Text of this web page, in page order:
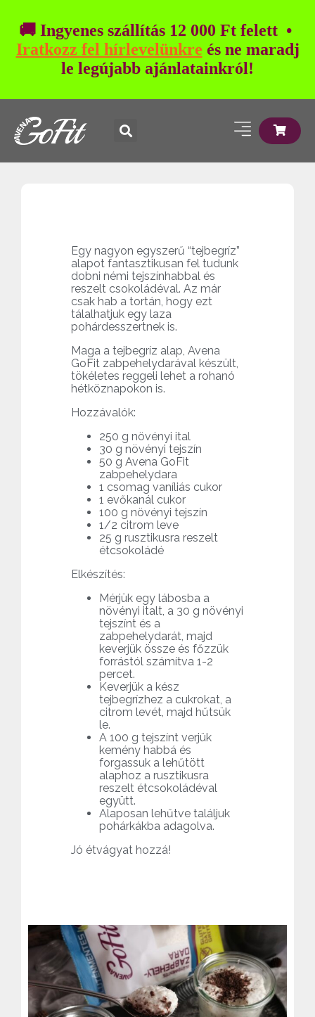
🚚 Ingyenes szállítás 12 000 Ft felett •
Iratkozz fel hírlevelünkre és ne maradj
le legújabb ajánlatainkról!
Egy nagyon egyszerű “tejbegríz”
alapot fantasztikusan fel tudunk
dobni némi tejszínhabbal és
reszelt csokoládéval. Az már
csak hab a tortán, hogy ezt
tálalhatjuk egy laza
pohárdesszertnek is.
Maga a tejbegríz alap, Avena
GoFit zabpehelydarával készült,
tökéletes reggeli lehet a rohanó
hétköznapokon is.
Hozzávalók:
250 g növényi ital
30 g növényi tejszín
50 g Avena GoFit
zabpehelydara
1 csomag vaníliás cukor
1 evőkanál cukor
100 g növényi tejszín
1/2 citrom leve
25 g rusztikusra reszelt
étcsokoládé
Elkészítés:
Mérjük egy lábosba a
növényi italt, a 30 g növényi
tejszínt és a
zabpehelydarát, majd
keverjük össze és főzzük
forrástól számítva 1-2
percet.
Keverjük a kész
tejbegrízhez a cukrokat, a
citrom levét, majd hűtsük
le.
A 100 g tejszínt verjük
kemény habbá és
forgassuk a lehűtött
alaphoz a rusztikusra
reszelt étcsokoládéval
együtt.
Alaposan lehűtve találjuk
pohárkákba adagolva.
Jó étvágyat hozzá!